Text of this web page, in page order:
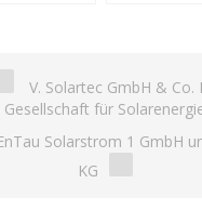
V. Solartec GmbH & Co.
Gesellschaft für
Solarstrom 1 GmbH
KG